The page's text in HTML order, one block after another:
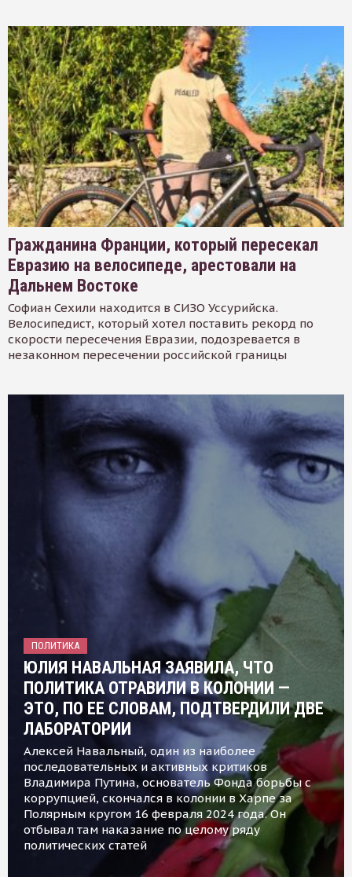
Гражданина Франции, который пересекал
Евразию на велосипеде, арестовали на
Дальнем Востоке
Софиан Сехили находится в СИЗО Уссурийска.
Велосипедист, который хотел поставить рекорд по
скорости пересечения Евразии, подозревается в
незаконном пересечении российской границы
ПОЛИТИКА
ЮЛИЯ НАВАЛЬНАЯ ЗАЯВИЛА, ЧТО
ПОЛИТИКА ОТРАВИЛИ В КОЛОНИИ —
ЭТО, ПО ЕЕ СЛОВАМ, ПОДТВЕРДИЛИ ДВЕ
ЛАБОРАТОРИИ
Алексей Навальный, один из наиболее
последовательных и активных критиков
Владимира Путина, основатель Фонда борьбы с
коррупцией, скончался в колонии в Харпе за
Полярным кругом 16 февраля 2024 года. Он
отбывал там наказание по целому ряду
политических статей